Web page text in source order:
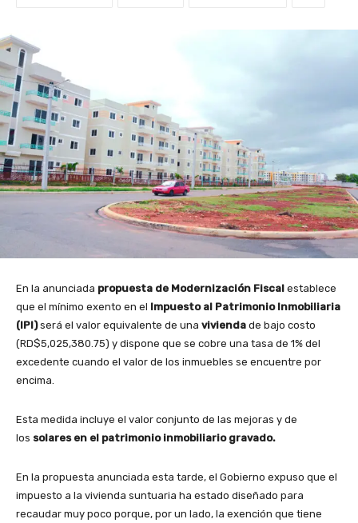
En la anunciada propuesta de Modernización Fiscal establece
que el mínimo exento en el Impuesto al Patrimonio Inmobiliaria
(IPI)será el valor equivalente de una vivienda de bajo costo
(RD$5,025,380.75) y dispone que se cobre una tasa de 1% del
excedente cuando el valor de los inmuebles se encuentre por
encima.
Esta medida incluye el valor conjunto de las mejoras y de
los solares en el patrimonio inmobiliario gravado.
En la propuesta anunciada esta tarde, el Gobierno expuso que el
impuesto a la vivienda suntuaria ha estado diseñado para
recaudar muy poco porque, por un lado, la exención que tiene